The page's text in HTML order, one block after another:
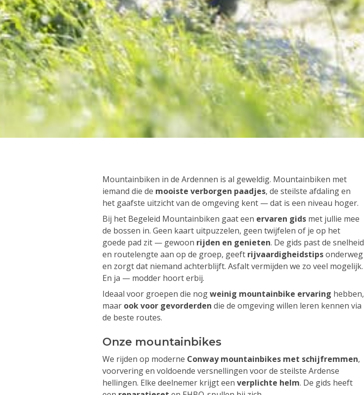
Mountainbiken in de Ardennen is al geweldig. Mountainbiken met
iemand die de mooiste verborgen paadjes, de steilste afdaling en
het gaafste uitzicht van de omgeving kent — dat is een niveau hoger.
Bij het Begeleid Mountainbiken gaat een ervaren gids met jullie mee
de bossen in. Geen kaart uitpuzzelen, geen twijfelen of je op het
goede pad zit — gewoon rijden en genieten. De gids past de snelheid
en routelengte aan op de groep, geeft rijvaardigheidstipsonderweg
en zorgt dat niemand achterblijft. Asfalt vermijden we zo veel mogelijk.
En ja — modder hoort erbij.
Ideaal voor groepen die nogweinig mountainbike ervaring hebben,
maar ook voor gevorderden die de omgeving willen leren kennen via
de beste routes.
Onze mountainbikes
We rijden op moderne Conway mountainbikes met schijfremmen,
voorvering en voldoende versnellingen voor de steilste Ardense
hellingen. Elke deelnemer krijgt een verplichte helm. De gids heeft